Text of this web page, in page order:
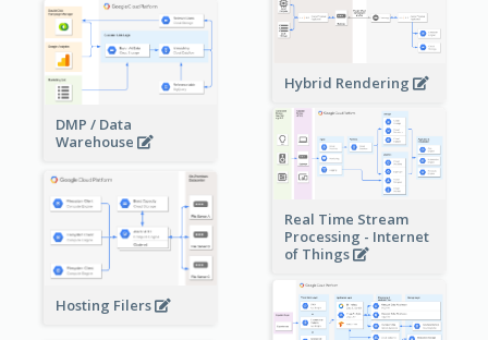
Hybrid Rendering
DMP / Data
Warehouse
Real Time Stream
Processing - Internet
of Things
Hosting Filers